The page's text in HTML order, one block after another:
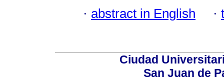
· abstract in English ·
Ciudad
San Juan de